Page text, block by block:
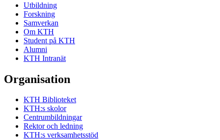
Utbildning
Forskning
Samverkan
Om KTH
Student på KTH
Alumni
KTH Intranät
Organisation
KTH Biblioteket
KTH:s skolor
Centrumbildningar
Rektor och ledning
KTH:s verksamhetsstöd